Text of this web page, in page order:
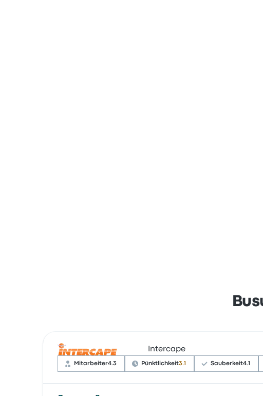
Intercape
Mitarbeiter4.3 Pünktlichkeit3.1 Sauberkeit4.1